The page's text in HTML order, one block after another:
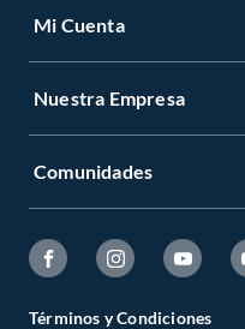
Mi Cuenta
Nuestra Empresa
Comunidades
Términos y Condiciones